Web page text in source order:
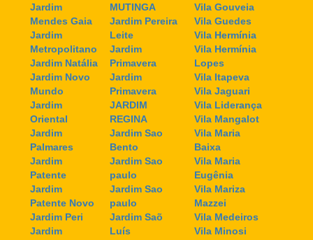
Jardim
Mendes Gaia
Jardim
Metropolitano
Jardim Natália
Jardim Novo
Mundo
Jardim
Oriental
Jardim
Palmares
Jardim
Patente
Jardim
Patente Novo
Jardim Peri
Jardim
MUTINGA
Jardim Pereira
Leite
Jardim
Primavera
Jardim
Primavera
JARDIM
REGINA
Jardim Sao
Bento
Jardim Sao
paulo
Jardim Sao
paulo
Jardim Saõ
Luís
Vila Gouveia
Vila Guedes
Vila Hermínia
Vila Hermínia
Lopes
Vila Itapeva
Vila Jaguari
Vila Liderança
Vila Mangalot
Vila Maria
Baixa
Vila Maria
Eugênia
Vila Mariza
Mazzei
Vila Medeiros
Vila Minosi